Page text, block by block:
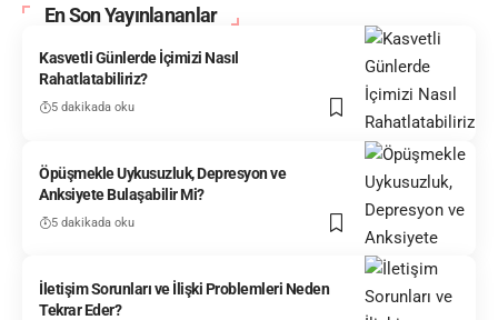
En Son Yayınlananlar
Kasvetli Günlerde İçimizi Nasıl
Rahatlatabiliriz?
5 dakikada oku
Öpüşmekle Uykusuzluk, Depresyon ve
Anksiyete Bulaşabilir Mi?
5 dakikada oku
İletişim Sorunları ve İlişki Problemleri Neden
Tekrar Eder?